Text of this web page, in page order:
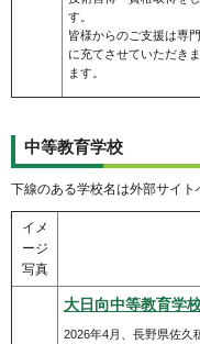
す。
皆様からのご支援は専
に充てさせていただき
ます。
中等教育学校
下線のある学校名は外部サイト
イメ
ージ
写真
大日向中等教育学
2026年4月、長野県佐久